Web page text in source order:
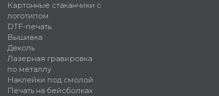
Картонные стаканчики с
логотипом
DTF-печать
Вышивка
Деколь
Лазерная гравировка
по металлу
Наклейки под смолой
Печать на бейсболках